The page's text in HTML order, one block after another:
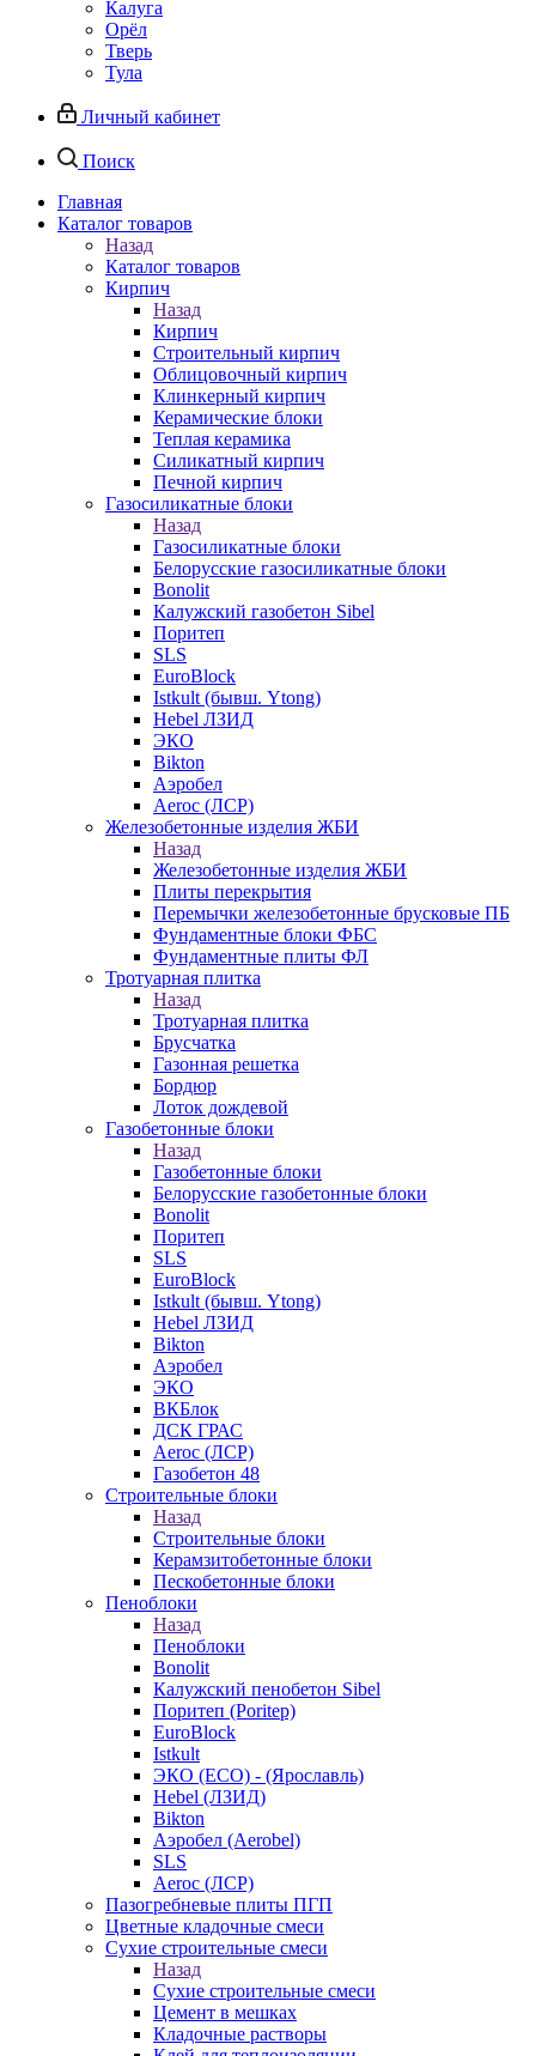
Калуга
Орёл
Тверь
Тула
Личный кабинет
Поиск
Главная
Каталог товаров
Назад
Каталог товаров
Кирпич
Назад
Кирпич
Строительный кирпич
Облицовочный кирпич
Клинкерный кирпич
Керамические блоки
Теплая керамика
Силикатный кирпич
Печной кирпич
Газосиликатные блоки
Назад
Газосиликатные блоки
Белорусские газосиликатные блоки
Bonolit
Калужский газобетон Sibel
Поритеп
SLS
EuroBlock
Istkult (бывш. Ytong)
Hebel ЛЗИД
ЭКО
Bikton
Аэробел
Aeroc (ЛСР)
Железобетонные изделия ЖБИ
Назад
Железобетонные изделия ЖБИ
Плиты перекрытия
Перемычки железобетонные брусковые ПБ
Фундаментные блоки ФБС
Фундаментные плиты ФЛ
Тротуарная плитка
Назад
Тротуарная плитка
Брусчатка
Газонная решетка
Бордюр
Лоток дождевой
Газобетонные блоки
Назад
Газобетонные блоки
Белорусские газобетонные блоки
Bonolit
Поритеп
SLS
EuroBlock
Istkult (бывш. Ytong)
Hebel ЛЗИД
Bikton
Аэробел
ЭКО
ВКБлок
ДСК ГРАС
Aeroc (ЛСР)
Газобетон 48
Строительные блоки
Назад
Строительные блоки
Керамзитобетонные блоки
Пескобетонные блоки
Пеноблоки
Назад
Пеноблоки
Bonolit
Калужский пенобетон Sibel
Поритеп (Poritep)
EuroBlock
Istkult
ЭКО (ECO) - (Ярославль)
Hebel (ЛЗИД)
Bikton
Аэробел (Aerobel)
SLS
Aeroc (ЛСР)
Пазогребневые плиты ПГП
Цветные кладочные смеси
Сухие строительные смеси
Назад
Сухие строительные смеси
Цемент в мешках
Кладочные растворы